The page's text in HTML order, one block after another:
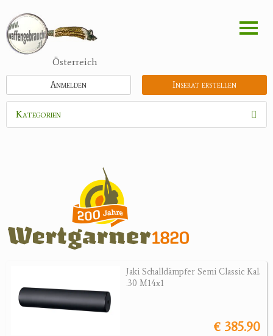
zum
Inhalt
Österreich
Inserat erstellen
Anmelden
Kategorien
Zubehör
Jagdreviere
Jaki Schalldämpfer Semi Classic Kal.
.30 M14x1
€ 385.90